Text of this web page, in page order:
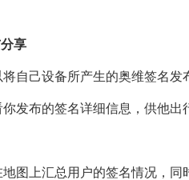
享
己设备所产生的奥维签名发
发布的签名详细信息，供他出
上汇总用户的签名情况，同